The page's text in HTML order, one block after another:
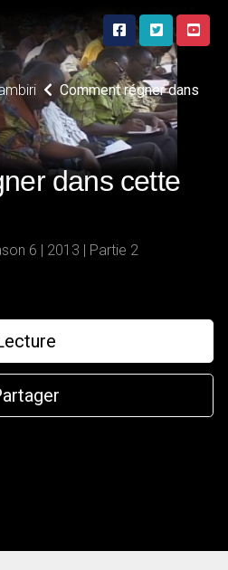
Comment régner dans
dans cette
Mamadou Karambiri | Season 6 | 2013 | Partie 2